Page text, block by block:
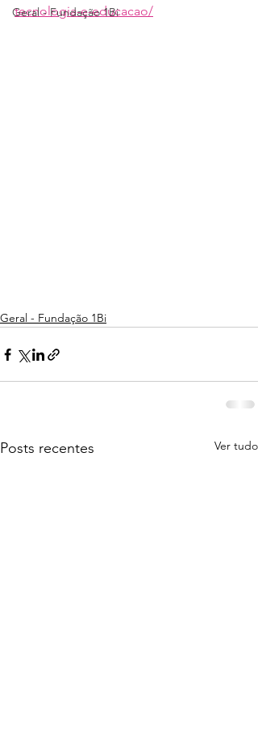
Geral - Fundação 1Bi
tecnologia-e-educacao/
Geral - Fundação 1Bi
Posts recentes Ver tudo